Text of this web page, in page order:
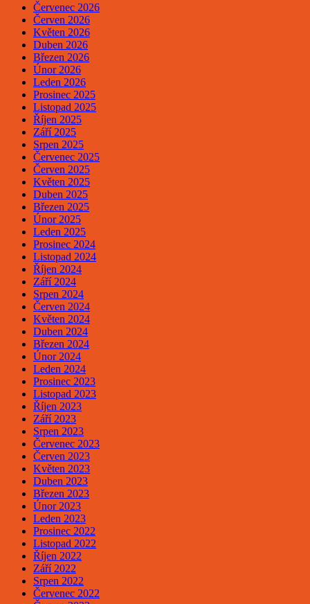
Červenec 2026
Červen 2026
Květen 2026
Duben 2026
Březen 2026
Únor 2026
Leden 2026
Prosinec 2025
Listopad 2025
Říjen 2025
Září 2025
Srpen 2025
Červenec 2025
Červen 2025
Květen 2025
Duben 2025
Březen 2025
Únor 2025
Leden 2025
Prosinec 2024
Listopad 2024
Říjen 2024
Září 2024
Srpen 2024
Červen 2024
Květen 2024
Duben 2024
Březen 2024
Únor 2024
Leden 2024
Prosinec 2023
Listopad 2023
Říjen 2023
Září 2023
Srpen 2023
Červenec 2023
Červen 2023
Květen 2023
Duben 2023
Březen 2023
Únor 2023
Leden 2023
Prosinec 2022
Listopad 2022
Říjen 2022
Září 2022
Srpen 2022
Červenec 2022